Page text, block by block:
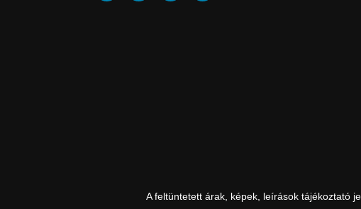
A feltüntetett árak, képek, leírások tájékoztató